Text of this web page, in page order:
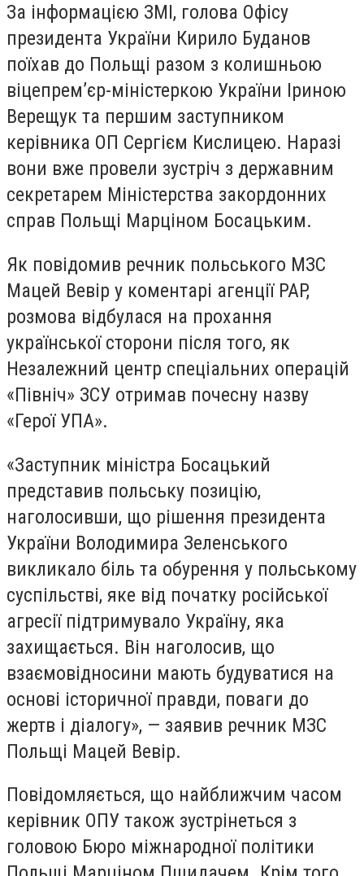
За інформацією ЗМІ, голова Офісу
президента України Кирило Буданов
поїхав до Польщі разом з колишньою
віцепрем’єр-міністеркою України Іриною
Верещук та першим заступником
керівника ОП Сергієм Кислицею. Наразі
вони вже провели зустріч з державним
секретарем Міністерства закордонних
справ Польщі Марціном Босацьким.
Як повідомив речник польського МЗС
Мацей Вевір у коментарі агенції PAP,
розмова відбулася на прохання
української сторони після того, як
Незалежний центр спеціальних операцій
«Північ» ЗСУ отримав почесну назву
«Герої УПА».
«Заступник міністра Босацький
представив польську позицію,
наголосивши, що рішення президента
України Володимира Зеленського
викликало біль та обурення у польському
суспільстві, яке від початку російської
агресії підтримувало Україну, яка
захищається. Він наголосив, що
взаємовідносини мають будуватися на
основі історичної правди, поваги до
жертв і діалогу», — заявив речник МЗС
Польщі Мацей Вевір.
Повідомляється, що найближчим часом
керівник ОПУ також зустрінеться з
головою Бюро міжнародної політики